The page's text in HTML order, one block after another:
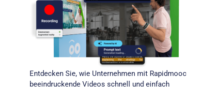
Entdecken Sie, wie Unternehmen mit Rapidmooc
beeindruckende Videos schnell und einfach